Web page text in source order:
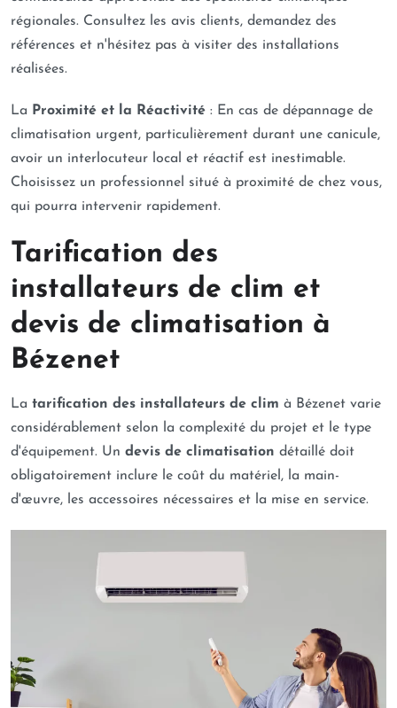
régionales. Consultez les avis clients, demandez des
références et n'hésitez pas à visiter des installations
réalisées.
La Proximité et la Réactivité : En cas de dépannage de
climatisation urgent, particulièrement durant une canicule,
avoir un interlocuteur local et réactif est inestimable.
Choisissez un professionnel situé à proximité de chez vous,
qui pourra intervenir rapidement.
Tarification des
installateurs de clim et
devis de climatisation à
Bézenet
La tarification des installateurs de clim à Bézenet varie
considérablement selon la complexité du projet et le type
d'équipement. Un devis de climatisation détaillé doit
obligatoirement inclure le coût du matériel, la main-
d'œuvre, les accessoires nécessaires et la mise en service.